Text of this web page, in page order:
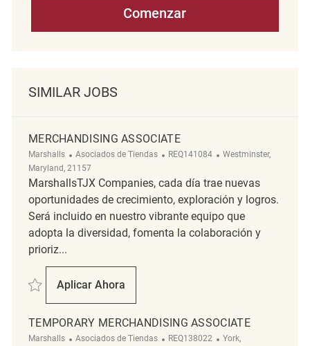
Comenzar
SIMILAR JOBS
MERCHANDISING ASSOCIATE
Marshalls Categoría
Asociados de Tiendas ReqId
REQ141084 Ubicación
Westminster,
Maryland, 21157
MarshallsTJX Companies, cada día trae nuevas
oportunidades de crecimiento, exploración y logros.
Será incluido en nuestro vibrante equipo que
adopta la diversidad, fomenta la colaboración y
prioriz...
Salvar Merchandising Associate REQ141084
Aplicar Ahora
Merchandising Associate
TEMPORARY MERCHANDISING ASSOCIATE
Marshalls Categoría
Asociados de Tiendas ReqId
REQ138022 Ubicación
York,